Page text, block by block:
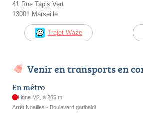
41 Rue Tapis Vert
13001 Marseille
Trajet Waze
Venir en transports en
En métro
Ligne M2, à 265 m
Arrêt Noailles - Boulevard garibaldi